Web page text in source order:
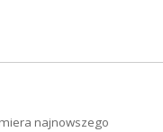
najnowszego